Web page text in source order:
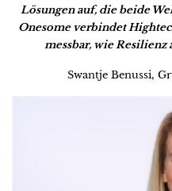
Lösungen auf, die beide
Onesome verbindet
messbar, wie Resilienz
Swantje Benussi,